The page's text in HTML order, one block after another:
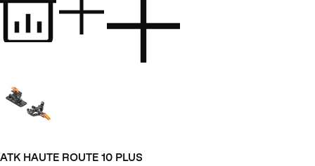
ATK HAUTE ROUTE 10 PLUS